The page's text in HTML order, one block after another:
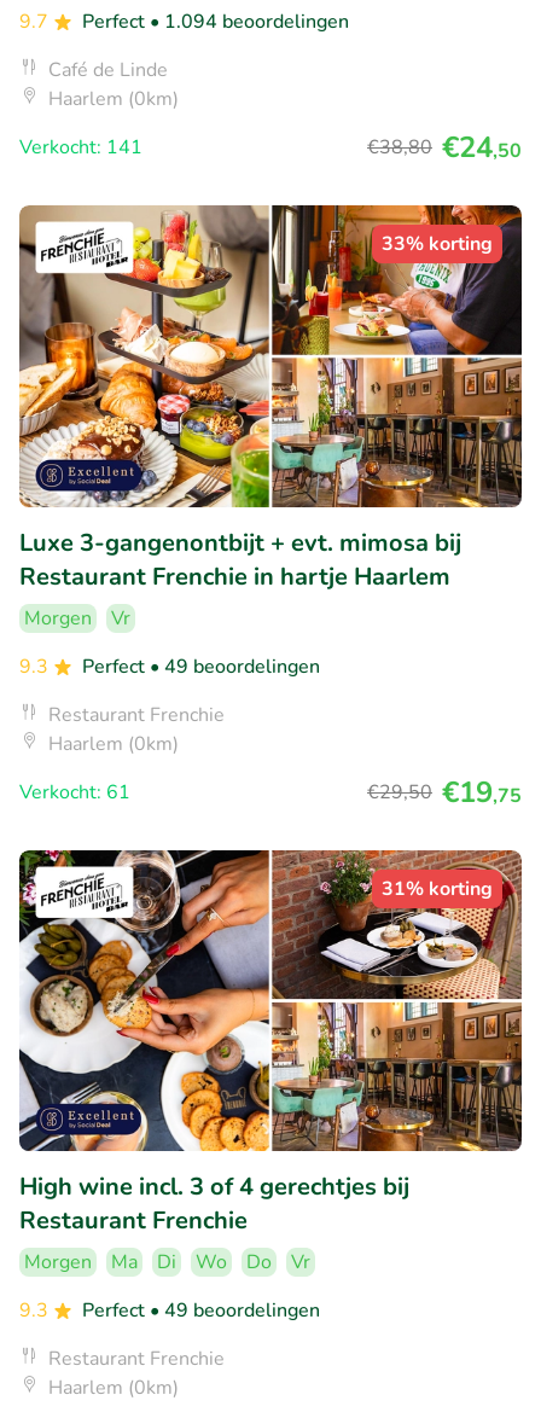
9.7
Perfect • 1.094 beoordelingen
Café de Linde
Haarlem (0km)
Verkocht: 141
€38,80 €24,50
33% korting
Luxe 3-gangenontbijt + evt. mimosa bij
Restaurant Frenchie in hartje Haarlem
Morgen
Vr
9.3
Perfect • 49 beoordelingen
Restaurant Frenchie
Haarlem (0km)
Verkocht: 61
€29,50 €19,75
31% korting
High wine incl. 3 of 4 gerechtjes bij
Restaurant Frenchie
Morgen Ma Di Wo Do
Vr
9.3
Perfect • 49 beoordelingen
Restaurant Frenchie
Haarlem (0km)